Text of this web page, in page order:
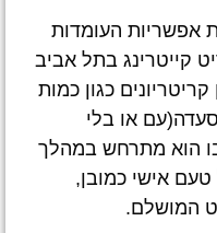
אפשריות העומדות
קייטרינג בתל אביב
כגון כמות
או בלי
הוא מתרחש במהלך
אישי כמובן,
המושלם.